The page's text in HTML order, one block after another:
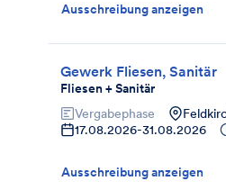
Ausschreibung anzeigen
Gewerk Fliesen, Sanitär
Fliesen + Sanitär
Vergabephase
17.08.2026-31.08.2026
Ausschreibung anzeigen